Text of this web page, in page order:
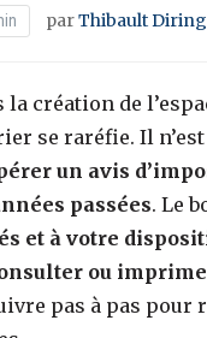
parThibault
la création de
se raréfie. Il
un avis
passées. Le
et à votre
ou
pas à pas pour